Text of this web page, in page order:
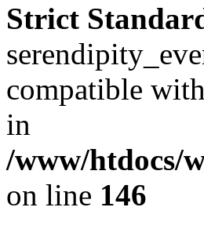
Strict
compatible
in
/www/htdocs/
on line 146